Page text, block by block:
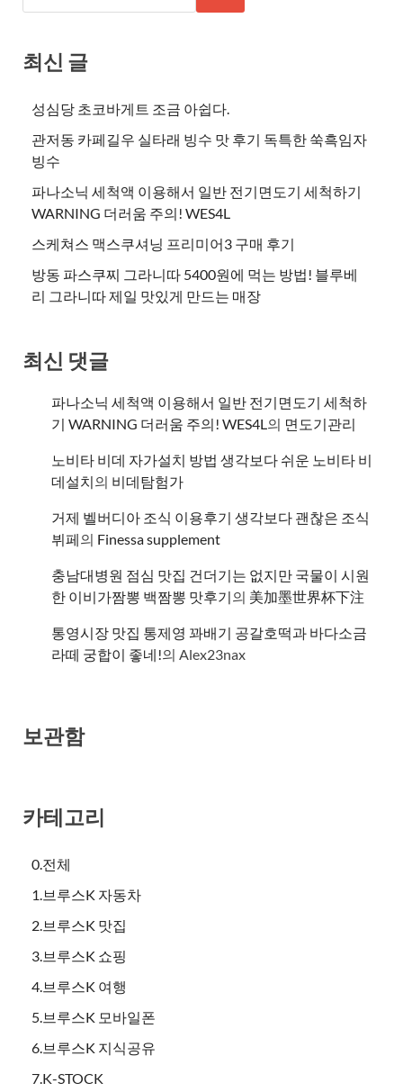
최신 글
성심당 초코바게트 조금 아쉽다.
관저동 카페길우 실타래 빙수 맛 후기 독특한 쑥흑임자
빙수
파나소닉 세척액 이용해서 일반 전기면도기 세척하기
WARNING 더러움 주의! WES4L
스케쳐스 맥스쿠셔닝 프리미어3 구매 후기
방동 파스쿠찌 그라니따 5400원에 먹는 방법! 블루베
리 그라니따 제일 맛있게 만드는 매장
최신 댓글
파나소닉 세척액 이용해서 일반 전기면도기 세척하
기 WARNING 더러움 주의! WES4L의 면도기관리
노비타 비데 자가설치 방법 생각보다 쉬운 노비타 비
데설치의 비데탐험가
거제 벨버디아 조식 이용후기 생각보다 괜찮은 조식
뷔페의 ​Finessa supplement
충남대병원 점심 맛집 건더기는 없지만 국물이 시원
한 이비가짬뽕 백짬뽕 맛후기의 美加墨世界杯下注
통영시장 맛집 통제영 꽈배기 공갈호떡과 바다소금
라떼 궁합이 좋네!의 Alex23nax
보관함
카테고리
0.전체
1.브루스K 자동차
2.브루스K 맛집
3.브루스K 쇼핑
4.브루스K 여행
5.브루스K 모바일폰
6.브루스K 지식공유
7.K-STOCK